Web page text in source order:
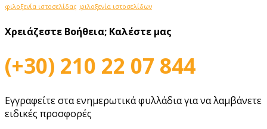
φιλοξενία ιστοσελίδας φιλοξενία ιστοσελίδων
Χρειάζεστε Βοήθεια; Καλέστε μας
(+30) 210 22 07 844
Εγγραφείτε στα ενημερωτικά φυλλάδια για να λαμβάνετε
ειδικές προσφορές